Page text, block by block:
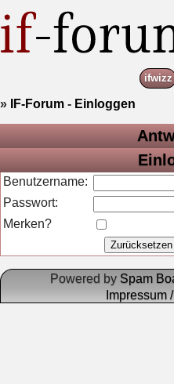
ifwizz
» IF-Forum - Einloggen
Benutzername:
Passwort:
Merken?
Powered by Spam
Impressum